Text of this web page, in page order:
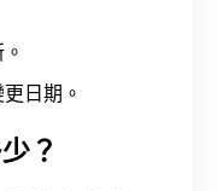
日期。
？